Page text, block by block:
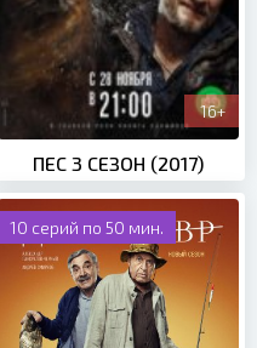
16+
ПЕС 3 СЕЗОН (2017)
10 серий по 50 мин.